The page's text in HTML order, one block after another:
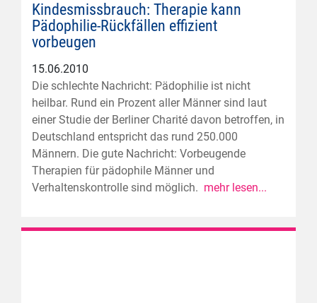
Kindesmissbrauch: Therapie kann
Pädophilie-Rückfällen effizient
vorbeugen
15.06.2010
Die schlechte Nachricht: Pädophilie ist nicht
heilbar. Rund ein Prozent aller Männer sind laut
einer Studie der Berliner Charité davon betroffen, in
Deutschland entspricht das rund 250.000
Männern. Die gute Nachricht: Vorbeugende
Therapien für pädophile Männer und
Verhaltenskontrolle sind möglich. mehr lesen...